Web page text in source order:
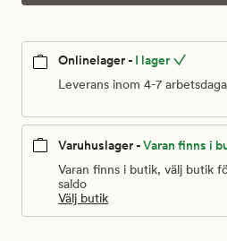
Onlinelager - I lager
Leverans inom 4-7
Varuhuslager -Varan finns i
Varan finns i butik, välj butik
saldo
Välj butik